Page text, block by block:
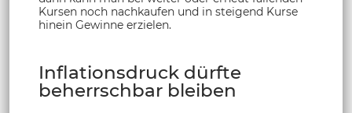
Kursen noch nachkaufen und in steigend Kurse
hinein Gewinne erzielen.
Inflationsdruck dürfte
beherrschbar bleiben